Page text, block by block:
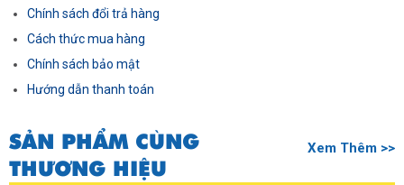
Chính sách đổi trả hàng
Cách thức mua hàng
Chính sách bảo mật
Hướng dẫn thanh toán
SẢN PHẨM CÙNG
THƯƠNG HIỆU
Xem Thêm >>